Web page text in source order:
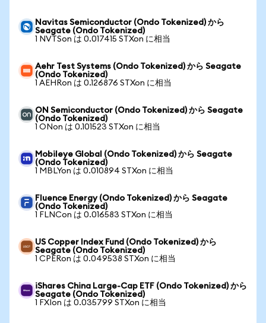
Navitas Semiconductor (Ondo Tokenized) から
Seagate (Ondo Tokenized)
1 NVTSon は 0.017415 STXon に相当
Aehr Test Systems (Ondo Tokenized) から Seagate
(Ondo Tokenized)
1 AEHRon は 0.126876 STXon に相当
ON Semiconductor (Ondo Tokenized) から Seagate
(Ondo Tokenized)
1 ONon は 0.101523 STXon に相当
Mobileye Global (Ondo Tokenized) から Seagate
(Ondo Tokenized)
1 MBLYon は 0.010894 STXon に相当
Fluence Energy (Ondo Tokenized) から Seagate
(Ondo Tokenized)
1 FLNCon は 0.016583 STXon に相当
US Copper Index Fund (Ondo Tokenized) から
Seagate (Ondo Tokenized)
1 CPERon は 0.049538 STXon に相当
iShares China Large-Cap ETF (Ondo Tokenized) から
Seagate (Ondo Tokenized)
1 FXIon は 0.035799 STXon に相当